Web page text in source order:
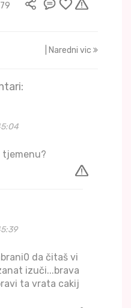
| Naredni vic
tjemenu?
da čitaš vi
izuči...brava
ta vrata cakij